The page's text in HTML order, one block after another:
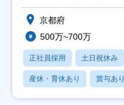
京都府
500万~700万
正社員採用 土日祝休み
産休・育休あり 賞与あり